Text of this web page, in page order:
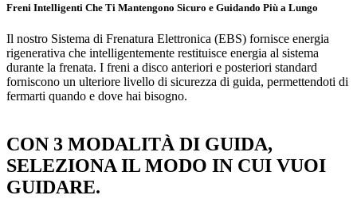
Freni Intelligenti Che Ti Mantengono Sicuro e Guidando Più a Lungo
Il nostro Sistema di Frenatura Elettronica (EBS) fornisce energia
rigenerativa che intelligentemente restituisce energia al sistema
durante la frenata. I freni a disco anteriori e posteriori standard
forniscono un ulteriore livello di sicurezza di guida, permettendoti di
fermarti quando e dove hai bisogno.
CON 3 MODALITÀ DI GUIDA,
SELEZIONA IL MODO IN CUI VUOI
GUIDARE.